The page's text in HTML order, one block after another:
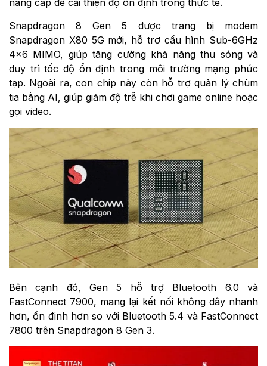
Snapdragon 8 Gen 5 được trang bị modem
Snapdragon X80 5G mới, hỗ trợ cấu hình Sub-6GHz
4×6 MIMO, giúp tăng cường khả năng thu sóng và
duy trì tốc độ ổn định trong môi trường mạng phức
tạp. Ngoài ra, con chip này còn hỗ trợ quản lý chùm
tia bằng AI, giúp giảm độ trễ khi chơi game online hoặc
gọi video.
Bên cạnh đó, Gen 5 hỗ trợ Bluetooth 6.0 và
FastConnect 7900, mang lại kết nối không dây nhanh
hơn, ổn định hơn so với Bluetooth 5.4 và FastConnect
7800 trên Snapdragon 8 Gen 3.